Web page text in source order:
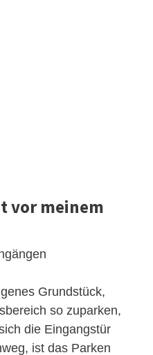
vor meinem
Grundstück,
so zu‌parken,
die Eingangstür
ist das Parken